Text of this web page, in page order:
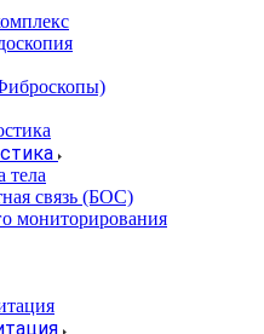
тела
связь (БОС)
мониторирования